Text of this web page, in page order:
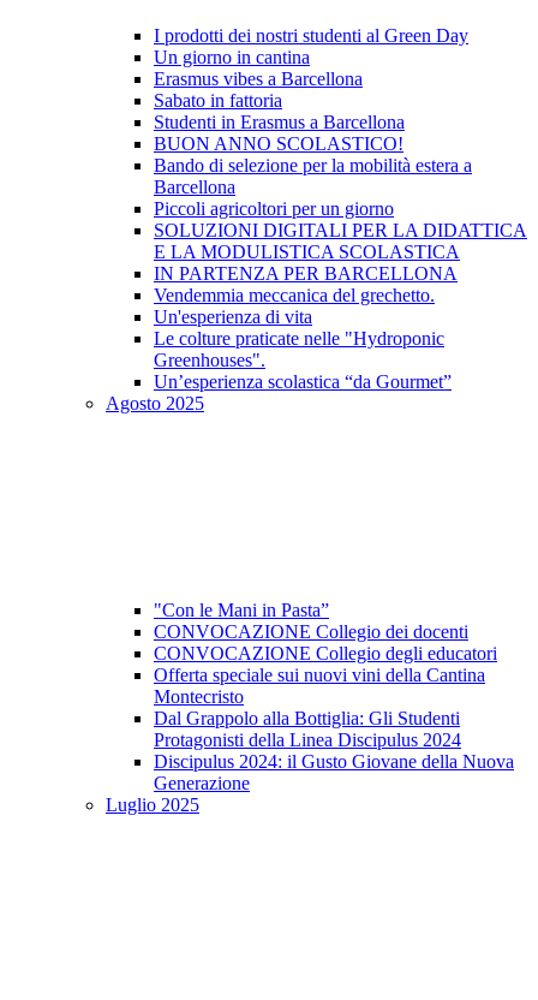
I prodotti dei nostri studenti al Green Day
Un giorno in cantina
Erasmus vibes a Barcellona
Sabato in fattoria
Studenti in Erasmus a Barcellona
BUON ANNO SCOLASTICO!
Bando di selezione per la mobilità estera a
Barcellona
Piccoli agricoltori per un giorno
SOLUZIONI DIGITALI PER LA DIDATTICA
E LA MODULISTICA SCOLASTICA
IN PARTENZA PER BARCELLONA
Vendemmia meccanica del grechetto.
Un'esperienza di vita
Le colture praticate nelle "Hydroponic
Greenhouses".
Un’esperienza scolastica “da Gourmet”
Agosto 2025
"Con le Mani in Pasta”
CONVOCAZIONE Collegio dei docenti
CONVOCAZIONE Collegio degli educatori
Offerta speciale sui nuovi vini della Cantina
Montecristo
Dal Grappolo alla Bottiglia: Gli Studenti
Protagonisti della Linea Discipulus 2024
Discipulus 2024: il Gusto Giovane della Nuova
Generazione
Luglio 2025